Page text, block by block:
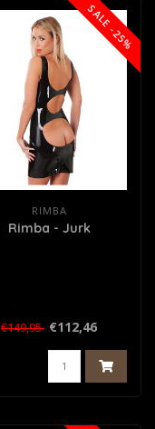
SALE -25%
RIMBA
Rimba - Jurk
€149,95 €112,46